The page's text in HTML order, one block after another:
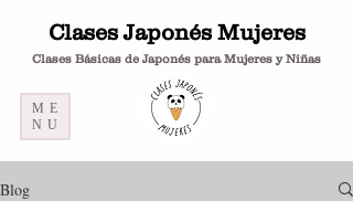
Clases Básicas de Japonés para Mujeres y Niñas
Clases Japonés Mujeres
ME
NU
Blog